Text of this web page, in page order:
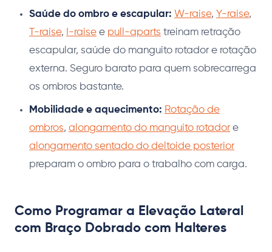
Saúde do ombro e escapular: W-raise, Y-raise,
T-raise, I-raise e pull-aparts treinam retração
escapular, saúde do manguito rotador e rotação
externa. Seguro barato para quem sobrecarrega
os ombros bastante.
Mobilidade e aquecimento: Rotação de
ombros, alongamento do manguito rotador e
alongamento sentado do deltoide posterior
preparam o ombro para o trabalho com carga.
Como Programar a Elevação Lateral
com Braço Dobrado com Halteres